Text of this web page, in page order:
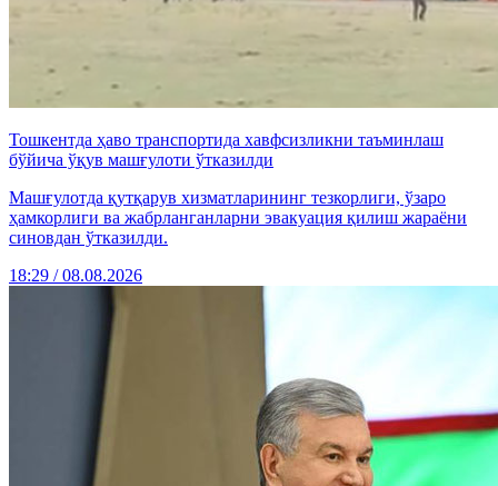
Тошкентда ҳаво транспортида хавфсизликни таъминлаш
бўйича ўқув машғулоти ўтказилди
Машғулотда қутқарув хизматларининг тезкорлиги, ўзаро
ҳамкорлиги ва жабрланганларни эвакуация қилиш жараёни
синовдан ўтказилди.
18:29 / 08.08.2026